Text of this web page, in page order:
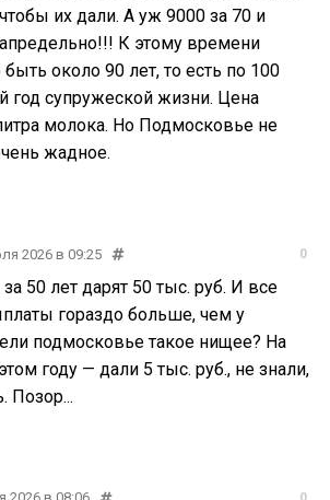
их дали. А уж 9000 за 70 и
К этому времени
около 90 лет, то есть по 100
год супружеской жизни. Цена
молока. Но Подмосковье не
жадное.
2026 в 09:25 0
50 лет дарят 50 тыс. руб. И все
гораздо больше, чем у
подмосковье такое нищее? На
году — дали 5 тыс. руб., не знали,
Позор...